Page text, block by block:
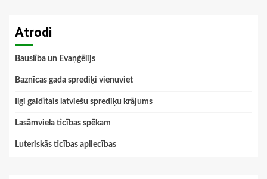
Atrodi
Bauslība un Evaņģēlijs
Baznīcas gada sprediķi vienuviet
Ilgi gaidītais latviešu sprediķu krājums
Lasāmviela ticības spēkam
Luteriskās ticības apliecības